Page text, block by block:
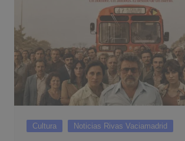
Cultura Noticias Rivas Vaciamadrid